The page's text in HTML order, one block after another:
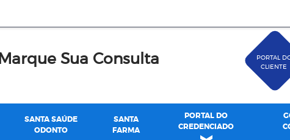
Marque Sua Consulta
PORTAL
CLIENTE
SANTA SAÚDE
ODONTO
SANTA
FARMA
PORTAL DO
CREDENCIADO